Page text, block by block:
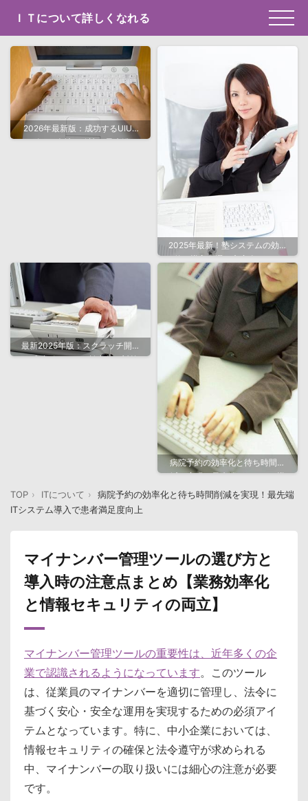
ＩＴについて詳しくなれる
2026年最新版：成功するUIUX
デザイン会社の秘訣と最先端ト
2025年最新！塾システムの効果
的な導入と選び方完全ガイド
最新2025年版：スクラッチ開発
の成功ポイントと効率的な対策
病院予約の効率化と待ち時間削
減を実現！最先端ITシステム導
入で患者満足度向上
TOP ITについて
病院予約の効率化と待ち時間削減を実現！最先端
ITシステム導入で患者満足度向上
マイナンバー管理ツールの選び方と
導入時の注意点まとめ【業務効率化
と情報セキュリティの両立】
マイナンバー管理ツールの重要性は、近年多くの企
業で認識されるようになっています。このツール
は、従業員のマイナンバーを適切に管理し、法令に
基づく安心・安全な運用を実現するための必須アイ
テムとなっています。特に、中小企業においては、
情報セキュリティの確保と法令遵守が求められる
中、マイナンバーの取り扱いには細心の注意が必要
です。